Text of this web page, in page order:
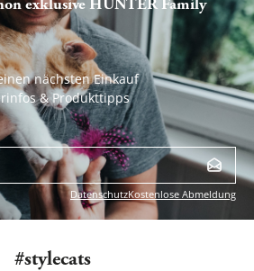
exklusive HUNTER Family
nächsten Einkauf
& Produkttipps
DatenschutzKostenlose Abmeldung
#stylecats